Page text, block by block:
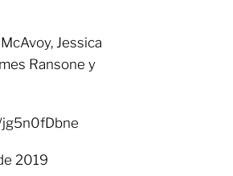
Jessica
Ransone y
jg5n0fDbne
2019